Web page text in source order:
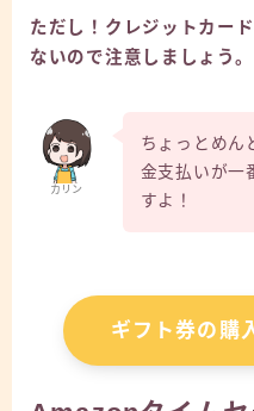
ただし！クレジットカー
ないので注意しましょう。
カリン
ちょっとめん
金支払いが一
すよ！
ギフト券の購